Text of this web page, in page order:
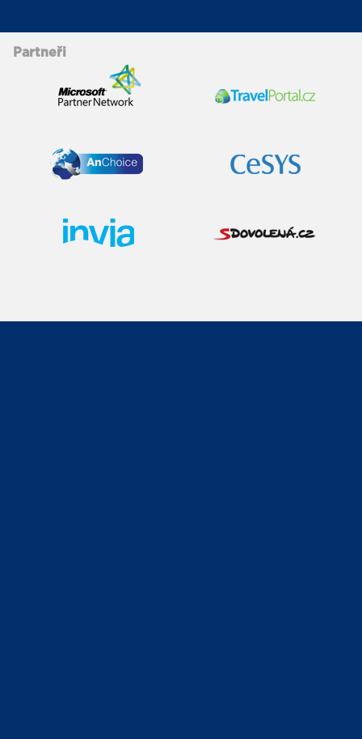
Partneři